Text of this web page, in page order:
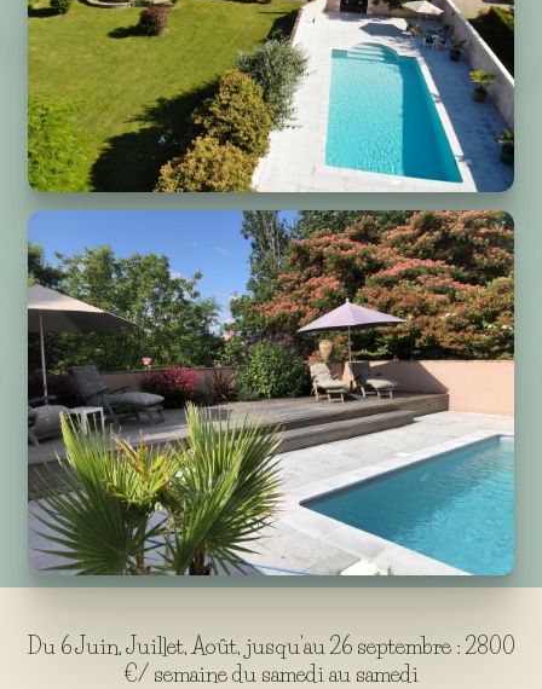
Du 6 Juin, Juillet, Août, jusqu'au 26 septembre : 2800
€/ semaine du samedi au samedi